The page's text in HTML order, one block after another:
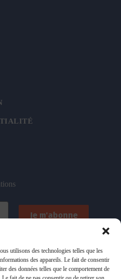
utilisons des technologies telles que les
des appareils. Le fait de consentir
des données telles que le comportement de
à tout
de confidentialité